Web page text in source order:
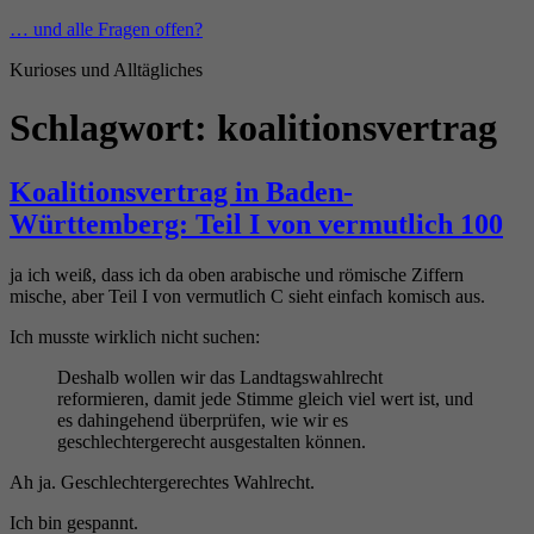
Zum
springen
… und alle Fragen offen?
Kurioses und Alltägliches
Schlagwort: koalitionsvertrag
Koalitionsvertrag in Baden-
Württemberg: Teil I von vermutlich 100
ja ich weiß, dass ich da oben arabische und römische Ziffern
mische, aber Teil I von vermutlich C sieht einfach komisch aus.
Ich musste wirklich nicht suchen:
Deshalb wollen wir das Landtagswahlrecht
reformieren, damit jede Stimme gleich viel wert ist, und
es dahingehend überprüfen, wie wir es
geschlechtergerecht ausgestalten können.
Ah ja. Geschlechtergerechtes Wahlrecht.
Ich bin gespannt.